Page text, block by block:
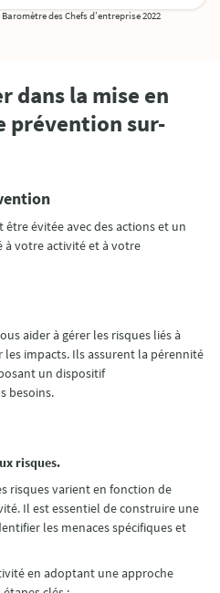
des Chefs d’entreprise 2022
dans la mise en
prévention sur-
évitée avec des actions et un
votre activité et à votre
aider à gérer les risques liés à
impacts. Ils assurent la pérennité
un dispositif
besoins.
risques.
risques varient en fonction de
Il est essentiel de construire une
les menaces spécifiques et
en adoptant une approche